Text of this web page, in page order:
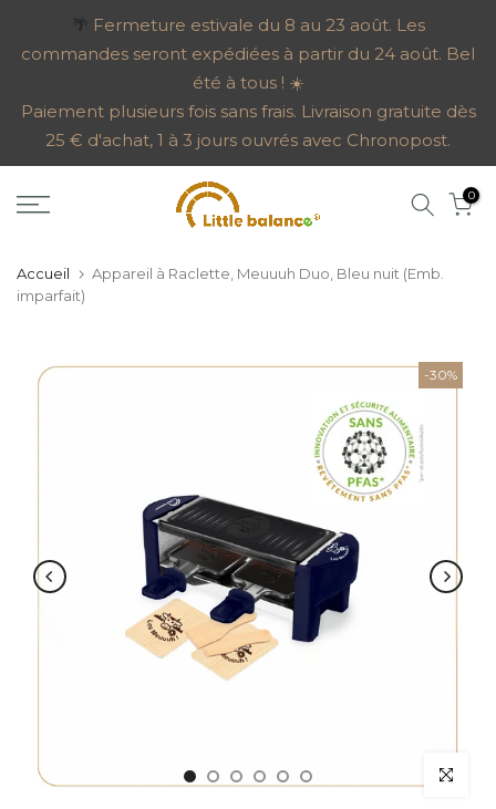
au
🌴 Fermeture estivale du 8 au 23 août. Les
commandes seront expédiées à partir du 24 août. Bel
été à tous ! ☀️
Paiement plusieurs fois sans frais. Livraison gratuite dès
25 € d'achat, 1 à 3 jours ouvrés avec Chronopost.
0
Accueil
Appareil à Raclette, Meuuuh Duo, Bleu nuit (Emb.
imparfait)
-30%